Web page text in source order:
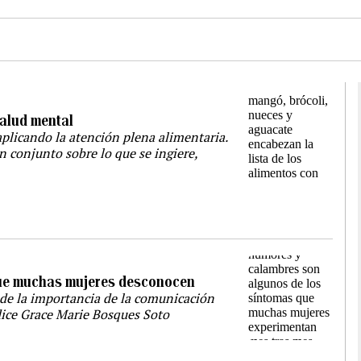
mental
la atención plena alimentaria.
conjunto sobre lo que se ingiere,
muchas mujeres desconocen
la importancia de la comunicación
Grace Marie Bosques Soto